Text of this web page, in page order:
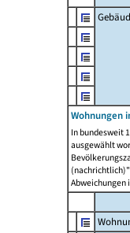
Wohnungen
In bundesweit
ausgewählt
Abweichungen